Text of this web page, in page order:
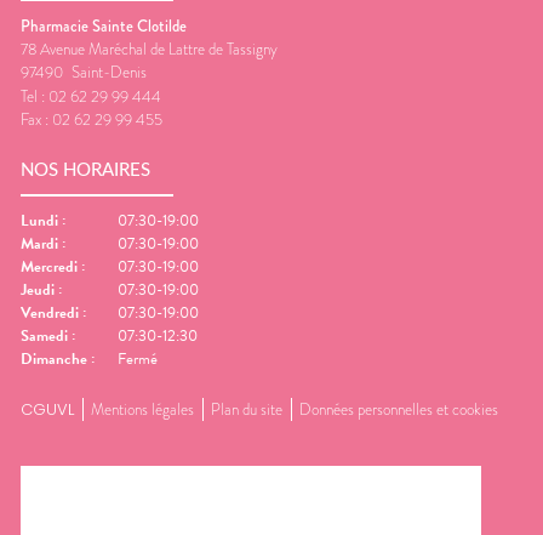
Pharmacie Sainte Clotilde
78 Avenue Maréchal de Lattre de Tassigny
97490 Saint-Denis
Tel : 02 62 29 99 444
Fax : 02 62 29 99 455
NOS HORAIRES
Lundi :
07:30-19:00
Mardi :
07:30-19:00
Mercredi :
07:30-19:00
Jeudi :
07:30-19:00
Vendredi :
07:30-19:00
Samedi :
07:30-12:30
Dimanche : Fermé
CGUVL Mentions légales Plan du site Données personnelles et cookies